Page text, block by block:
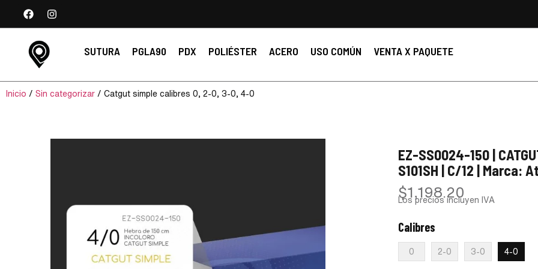
SUTURA PGLA90 PDX POLIÉSTER ACERO USO COMÚN VENTA X PAQUETE
Inicio / Sin categorizar / Catgut simple calibres 0, 2-0, 3-0, 4-0
EZ-SS0024-150 |
S101SH | C/12 | Marca:
$1,198.20
Los precios incluyen IVA
Calibres
0 2-0 3-0 4-0